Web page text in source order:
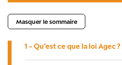
Masquer le sommaire
1 -Qu’est ce que la loi Agec ?